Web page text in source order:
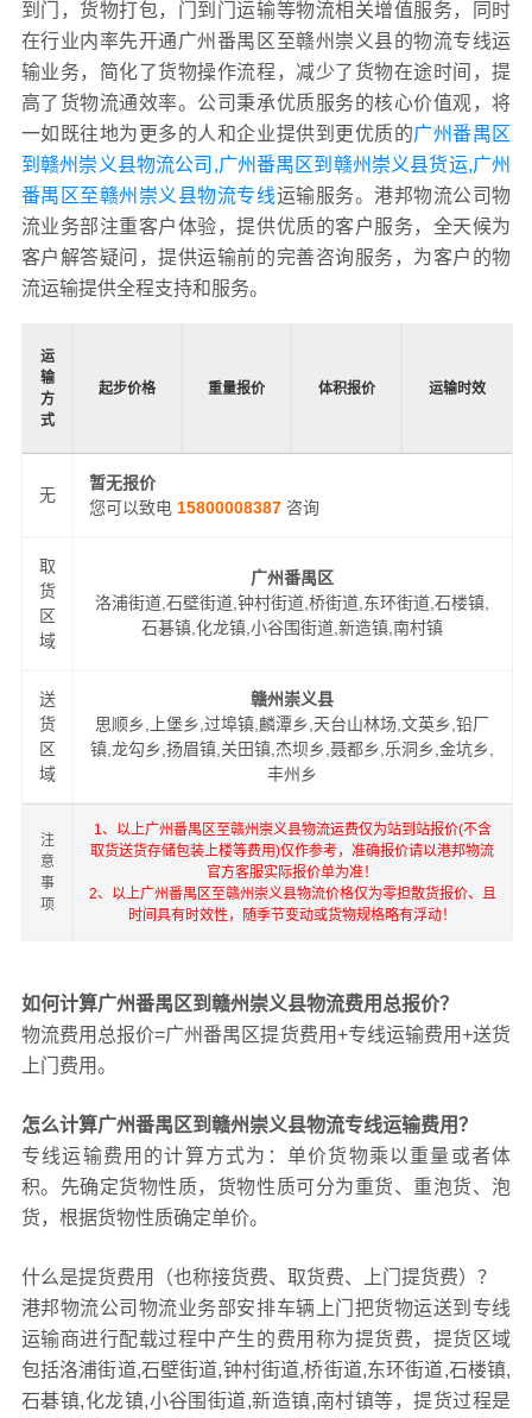
到门，货物打包，门到门运输等物流相关增值服务，同时
在行业内率先开通广州番禺区至赣州崇义县的物流专线运
输业务，简化了货物操作流程，减少了货物在途时间，提
高了货物流通效率。公司秉承优质服务的核心价值观，将
一如既往地为更多的人和企业提供到更优质的广州番禺区
到赣州崇义县物流公司,广州番禺区到赣州崇义县货运,广州
番禺区至赣州崇义县物流专线运输服务。港邦物流公司物
流业务部注重客户体验，提供优质的客户服务，全天候为
客户解答疑问，提供运输前的完善咨询服务，为客户的物
流运输提供全程支持和服务。
运
输
方
式
起步价格 重量报价 体积报价 运输时效
无
暂无报价
您可以致电 15800008387 咨询
取
货
区
域
广州番禺区
洛浦街道,石壁街道,钟村街道,桥街道,东环街道,石楼镇,
石碁镇,化龙镇,小谷围街道,新造镇,南村镇
送
货
区
域
赣州崇义县
思顺乡,上堡乡,过埠镇,麟潭乡,天台山林场,文英乡,铅厂
镇,龙勾乡,扬眉镇,关田镇,杰坝乡,聂都乡,乐洞乡,金坑乡,
丰州乡
注
意
事
项
1、以上广州番禺区至赣州崇义县物流运费仅为站到站报价(不含
取货送货存储包装上楼等费用)仅作参考，准确报价请以港邦物流
官方客服实际报价单为准！
2、以上广州番禺区至赣州崇义县物流价格仅为零担散货报价、且
时间具有时效性，随季节变动或货物规格略有浮动！
如何计算广州番禺区到赣州崇义县物流费用总报价？
物流费用总报价=广州番禺区提货费用+专线运输费用+送货
上门费用。
怎么计算广州番禺区到赣州崇义县物流专线运输费用？
专线运输费用的计算方式为：单价货物乘以重量或者体
积。先确定货物性质，货物性质可分为重货、重泡货、泡
货，根据货物性质确定单价。
什么是提货费用（也称接货费、取货费、上门提货费）？
港邦物流公司物流业务部安排车辆上门把货物运送到专线
运输商进行配载过程中产生的费用称为提货费，提货区域
包括洛浦街道,石壁街道,钟村街道,桥街道,东环街道,石楼镇,
石碁镇,化龙镇,小谷围街道,新造镇,南村镇等，提货过程是